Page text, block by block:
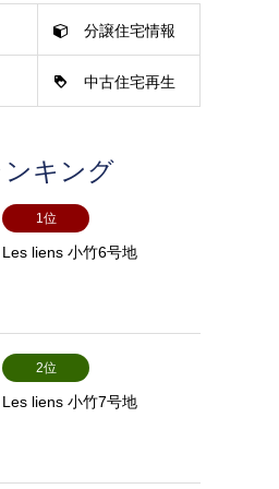
分譲住宅情報
中古住宅再生
キング
1位
Les liens 小竹6号地
2位
Les liens 小竹7号地